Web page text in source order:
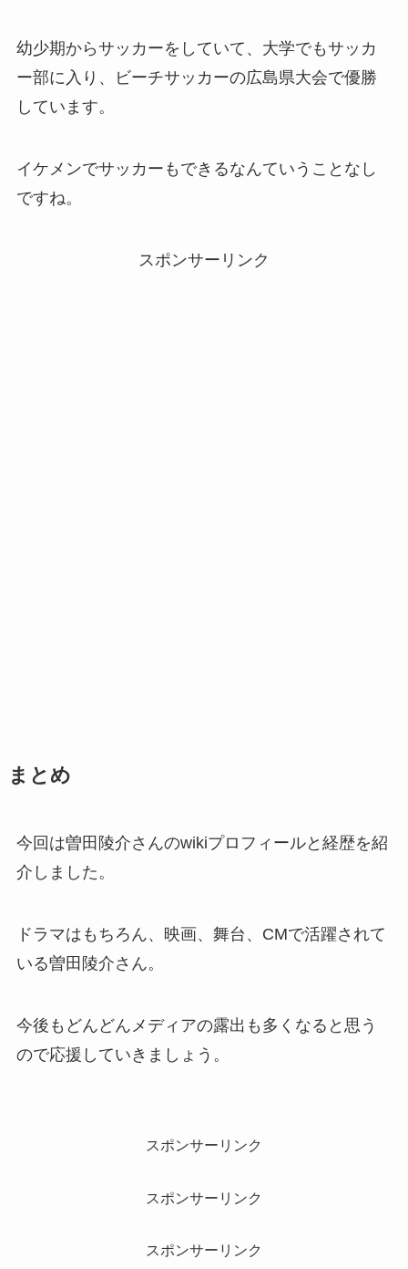
幼少期からサッカーをしていて、大学でもサッカ
ー部に入り、ビーチサッカーの広島県大会で優勝
しています。
イケメンでサッカーもできるなんていうことなし
ですね。
スポンサーリンク
まとめ
今回は曽田陵介さんのwikiプロフィールと経歴を紹
介しました。
ドラマはもちろん、映画、舞台、CMで活躍されて
いる曽田陵介さん。
今後もどんどんメディアの露出も多くなると思う
ので応援していきましょう。
スポンサーリンク
スポンサーリンク
スポンサーリンク